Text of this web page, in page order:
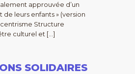
approuvée d’un
leurs enfants » (version
Structure
culturel et […]
SOLIDAIRES